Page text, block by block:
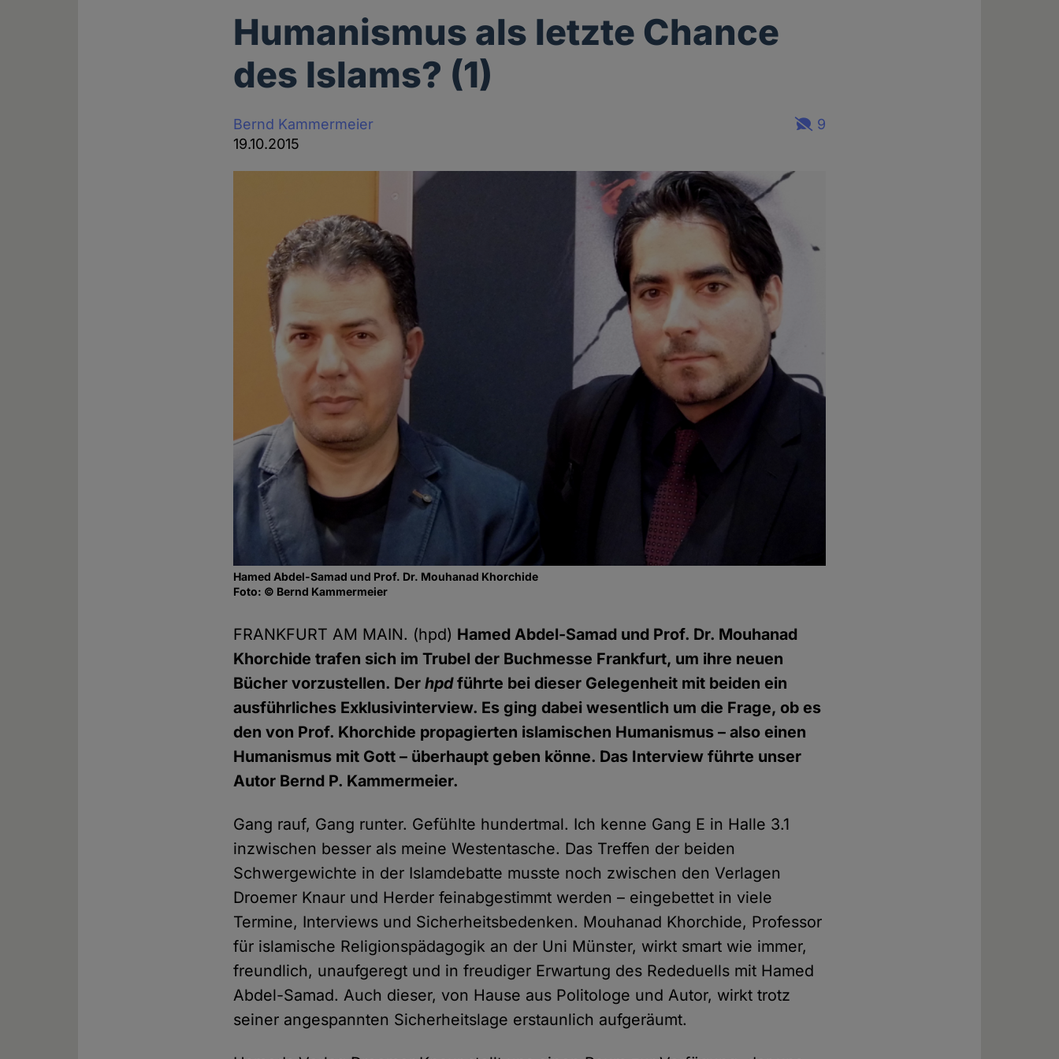
Humanismus als letzte Chance
des Islams? (1)
Bernd Kammermeier
19.10.2015
9
Hamed Abdel-Samad und Prof. Dr. Mouhanad Khorchide
Foto: © Bernd Kammermeier
FRANKFURT AM MAIN. (hpd) Hamed Abdel-Samad und Prof. Dr. Mouhanad
Khorchide trafen sich im Trubel der Buchmesse Frankfurt, um ihre neuen
Bücher vorzustellen. Derhpdführte bei dieser Gelegenheit mit beiden ein
ausführliches Exklusivinterview. Es ging dabei wesentlich um die Frage, ob es
den von Prof. Khorchide propagierten islamischen Humanismus – also einen
Humanismus mit Gott – überhaupt geben könne. Das Interview führte unser
Autor Bernd P. Kammermeier.
Gang rauf, Gang runter. Gefühlte hundertmal. Ich kenne Gang E in Halle 3.1
inzwischen besser als meine Westentasche. Das Treffen der beiden
Schwergewichte in der Islamdebatte musste noch zwischen den Verlagen
Droemer Knaur und Herder feinabgestimmt werden – eingebettet in viele
Termine, Interviews und Sicherheitsbedenken. Mouhanad Khorchide, Professor
für islamische Religionspädagogik an der Uni Münster, wirkt smart wie immer,
freundlich, unaufgeregt und in freudiger Erwartung des Rededuells mit Hamed
Abdel-Samad. Auch dieser, von Hause aus Politologe und Autor, wirkt trotz
seiner angespannten Sicherheitslage erstaunlich aufgeräumt.